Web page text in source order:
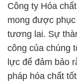
Công ty Hóa
mong được
tương lai. Sự
công của chúng
lực để đảm bảo
pháp hóa chất